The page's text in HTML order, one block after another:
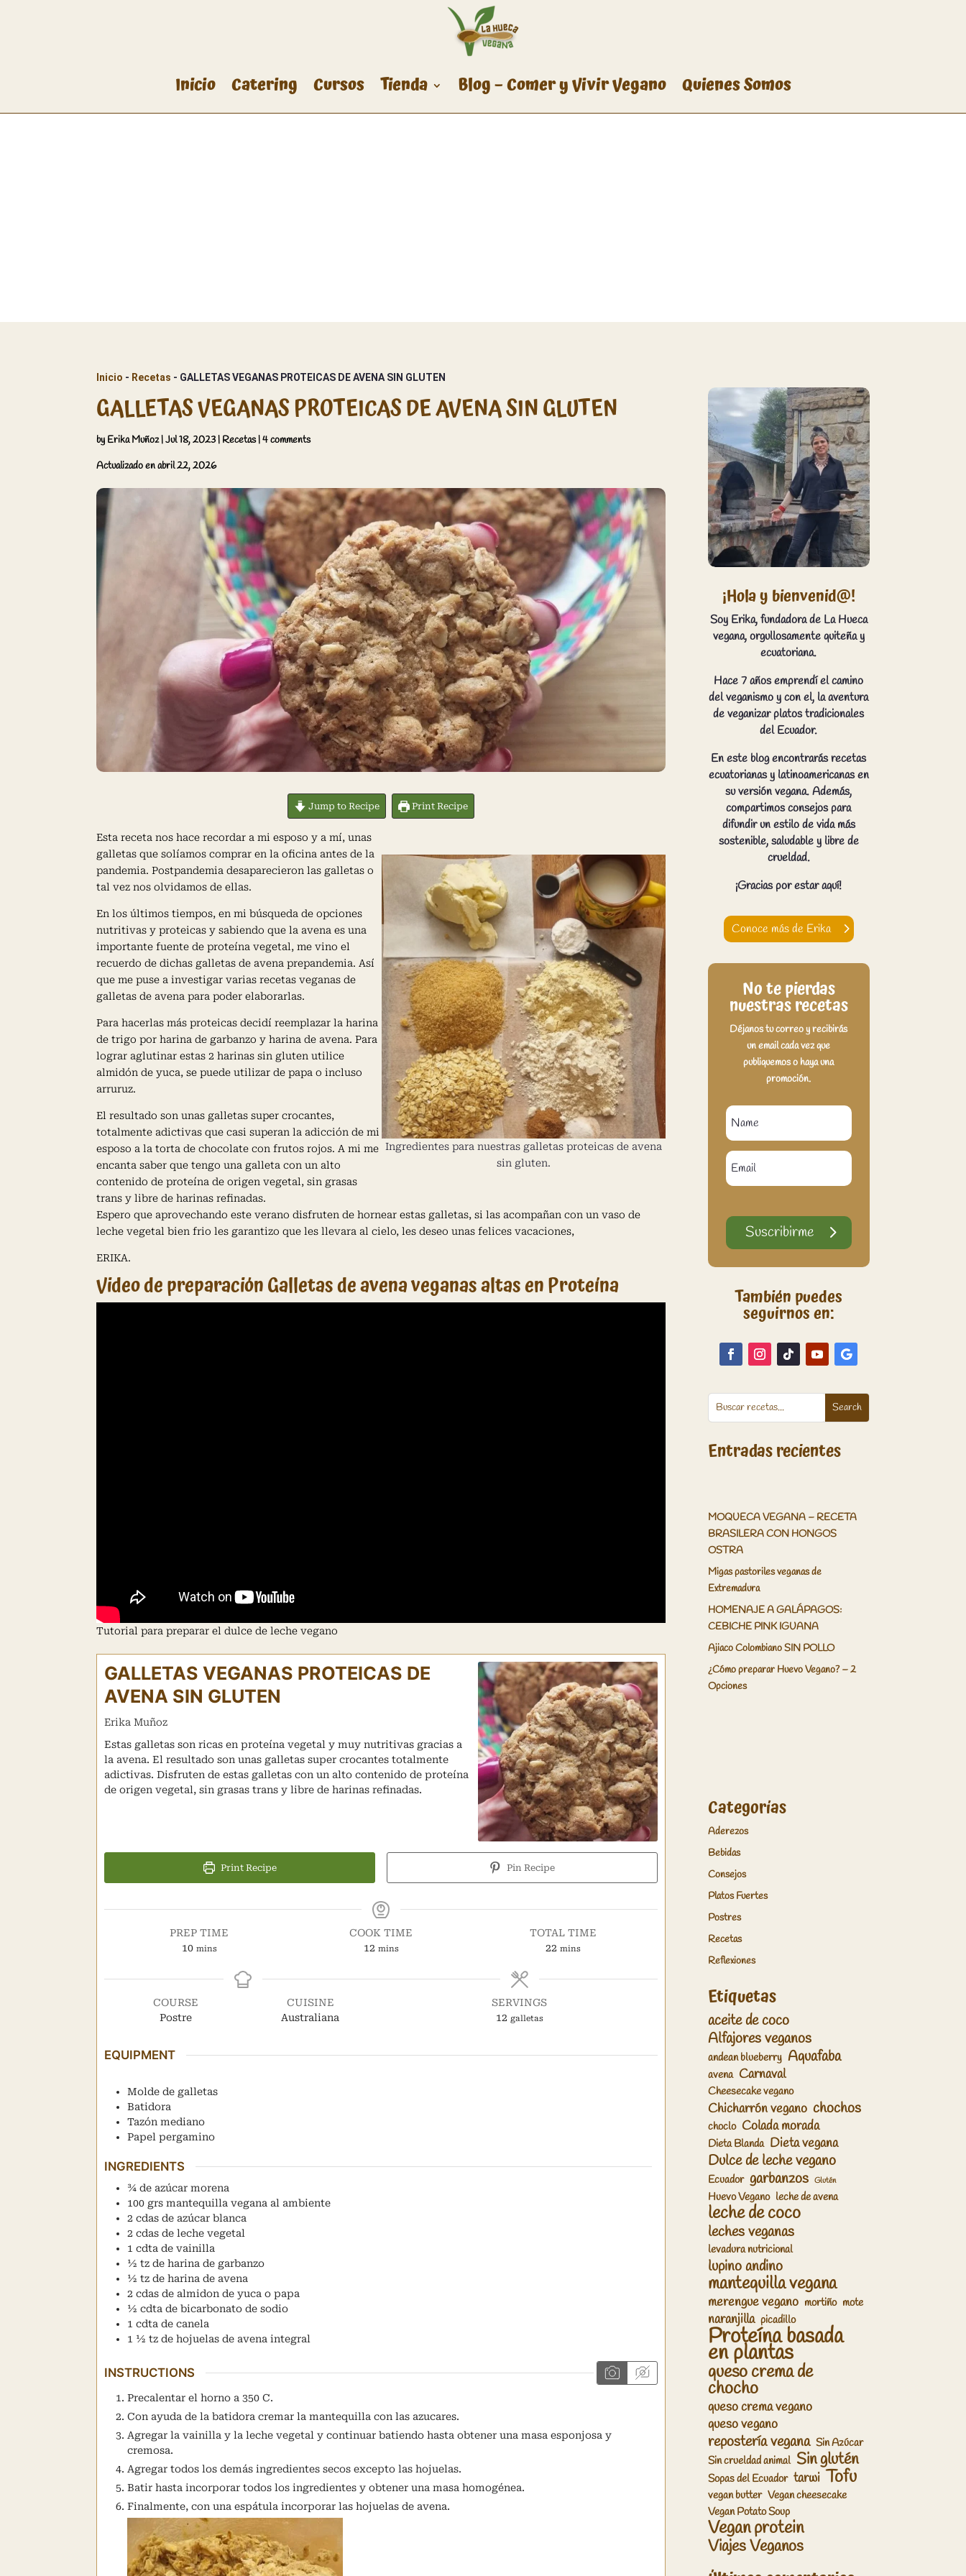
Inicio Catering Cursos Tienda Blog – Comer y Vivir Vegano Quienes Somos
Inicio - Recetas - GALLETAS VEGANAS PROTEICAS DE AVENA SIN GLUTEN
GALLETAS VEGANAS PROTEICAS DE AVENA SIN GLUTEN
by Erika Muñoz|Jul 18, 2023| Recetas|4 comments
Actualizado en abril 22, 2026
Jump to Recipe Print Recipe
Esta receta nos hace recordar a mi esposo y a mí, unas
galletas que solíamos comprar en la oficina antes de la
pandemia. Postpandemia desaparecieron las galletas o
tal vez nos olvidamos de ellas.
En los últimos tiempos, en mi búsqueda de opciones
nutritivas y proteicas y sabiendo que la avena es una
importante fuente de proteína vegetal, me vino el
recuerdo de dichas galletas de avena prepandemia. Así
que me puse a investigar varias recetas veganas de
galletas de avena para poder elaborarlas.
Para hacerlas más proteicas decidí reemplazar la harina
de trigo por harina de garbanzo y harina de avena. Para
lograr aglutinar estas 2 harinas sin gluten utilice
almidón de yuca, se puede utilizar de papa o incluso
arruruz.
El resultado son unas galletas super crocantes,
totalmente adictivas que casi superan la adicción de mi
esposo a la torta de chocolate con frutos rojos. A mi me
encanta saber que tengo una galleta con un alto
contenido de proteína de origen vegetal, sin grasas
trans y libre de harinas refinadas.
Ingredientes para nuestras galletas proteicas de avena
sin gluten.
Espero que aprovechando este verano disfruten de hornear estas galletas, si las acompañan con un vaso de
leche vegetal bien frio les garantizo que les llevara al cielo, les deseo unas felices vacaciones,
ERIKA.
Video de preparación Galletas de avena veganas altas en Proteína
Tutorial para preparar el dulce de leche vegano
GALLETAS VEGANAS PROTEICAS DE
AVENA SIN GLUTEN
Erika Muñoz
Estas galletas son ricas en proteína vegetal y muy nutritivas gracias a
la avena. El resultado son unas galletas super crocantes totalmente
adictivas. Disfruten de estas galletas con un alto contenido de proteína
de origen vegetal, sin grasas trans y libre de harinas refinadas.
Print Recipe Pin Recipe
PREP TIME
10minutes
mins
COOK TIME
12minutes
mins
TOTAL TIME
22minutes
mins
COURSE
Postre
CUISINE
Australiana
SERVINGS
12 galletas
EQUIPMENT
Molde de galletas
Batidora
Tazón mediano
Papel pergamino
INGREDIENTS
¾ de azúcar morena
100 grsmantequilla vegana al ambiente
2 cdasde azúcar blanca
2 cdasde leche vegetal
1 cdta de vainilla
½ tz de harina de garbanzo
½ tz de harina de avena
2 cdas de almidon de yuca o papa
½ cdta de bicarbonato de sodio
1 cdta de canela
1 ½ tz de hojuelas de avena integral
INSTRUCTIONS
Precalentar el horno a 350 C.
Con ayuda de la batidora cremar la mantequilla con las azucares.
Agregar la vainilla y la leche vegetal y continuar batiendo hasta obtener una masa esponjosa y
cremosa.
Agregar todos los demás ingredientes secos excepto las hojuelas.
Batir hasta incorporar todos los ingredientes y obtener una masa homogénea.
Finalmente, con una espátula incorporar las hojuelas de avena.
¡Hola y bienvenid@!
Soy Erika, fundadora de La Hueca
vegana, orgullosamente quiteña y
ecuatoriana.
Hace 7 años emprendí el camino
del veganismo y con el, la aventura
de veganizar platos tradicionales
del Ecuador.
En este blog encontrarás recetas
ecuatorianas y latinoamericanas en
su versión vegana. Además,
compartimos consejos para
difundir un estilo de vida más
sostenible, saludable y libre de
crueldad.
¡Gracias por estar aquí!
Conoce más de Erika
No te pierdas
nuestras recetas
Déjanos tu correo y recibirás
un email cada vez que
publiquemos o haya una
promoción.
Suscribirme
También puedes
seguirnos en:
Entradas recientes
MOQUECA VEGANA – RECETA
BRASILERA CON HONGOS
OSTRA
Migas pastoriles veganas de
Extremadura
HOMENAJE A GALÁPAGOS:
CEBICHE PINK IGUANA
Ajiaco Colombiano SIN POLLO
¿Cómo preparar Huevo Vegano? – 2
Opciones
Categorías
Aderezos
Bebidas
Consejos
Platos Fuertes
Postres
Recetas
Reflexiones
Etiquetas
aceite de coco
Alfajores veganos
andean blueberry Aquafaba
avena Carnaval
Cheesecake vegano
Chicharrón vegano chochos
choclo Colada morada
Dieta Blanda Dieta vegana
Dulce de leche vegano
Ecuador garbanzos Glutén
Huevo Vegano leche de avena
leche de coco
leches veganas
levadura nutricional
lupino andino
mantequilla vegana
merengue vegano mortiño mote
naranjilla picadillo
Proteína basada
en plantas
queso crema de
chocho
queso crema vegano
queso vegano
repostería vegana Sin Azúcar
Sin crueldad animal Sin glutén
Sopas del Ecuador tarwi Tofu
vegan butter Vegan cheesecake
Vegan Potato Soup
Vegan protein
Viajes Veganos